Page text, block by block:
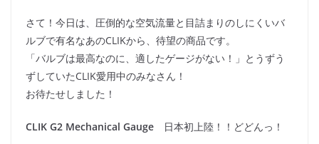
さて！今日は、圧倒的な空気流量と目詰まりのしにくいバ
ルブで有名なあのCLIKから、待望の商品です。
「バルブは最高なのに、適したゲージがない！」とうずう
ずしていたCLIK愛用中のみなさん！
お待たせしました！
CLIK G2 Mechanical Gauge 日本初上陸！！どどんっ！